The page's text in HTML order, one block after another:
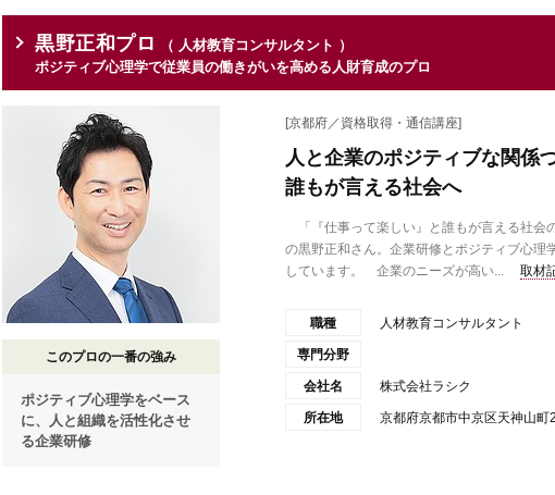
黒野正和プロ
（ 人材教育コンサルタント ）
ポジティブ心理学で従業員の働きがいを高める人財育成のプロ
このプロの一番の強み
ポジティブ心理学をベース
に、人と組織を活性化させ
る企業研修
[京都府／資格取得・通信講座]
人と企業のポジティブな関係
誰もが言える社会へ
「『仕事って楽しい』と誰もが言える社会
の黒野正和さん。企業研修とポジティブ心理
しています。 企業のニーズが高い...
取材
職種 人材教育コンサルタント
専門分野
会社名 株式会社ラシク
所在地 京都府京都市中京区天神山